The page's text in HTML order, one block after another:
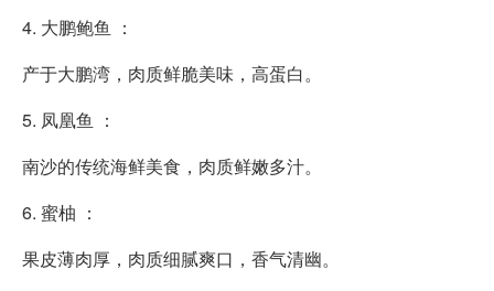
4. 大鹏鲍鱼 ：
产于大鹏湾，肉质鲜脆美味，高蛋白。
5. 凤凰鱼 ：
南沙的传统海鲜美食，肉质鲜嫩多汁。
6. 蜜柚 ：
果皮薄肉厚，肉质细腻爽口，香气清幽。